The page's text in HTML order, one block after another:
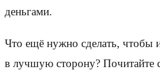
деньгами.
Что ещё нужно сделать, чтобы
в лучшую сторону? Почитайте